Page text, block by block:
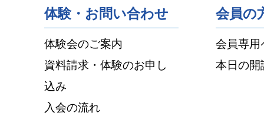
体験・お問い合わせ
体験会のご案内
資料請求・体験のお申し
込み
入会の流れ
会員の
会員専用
本日の開